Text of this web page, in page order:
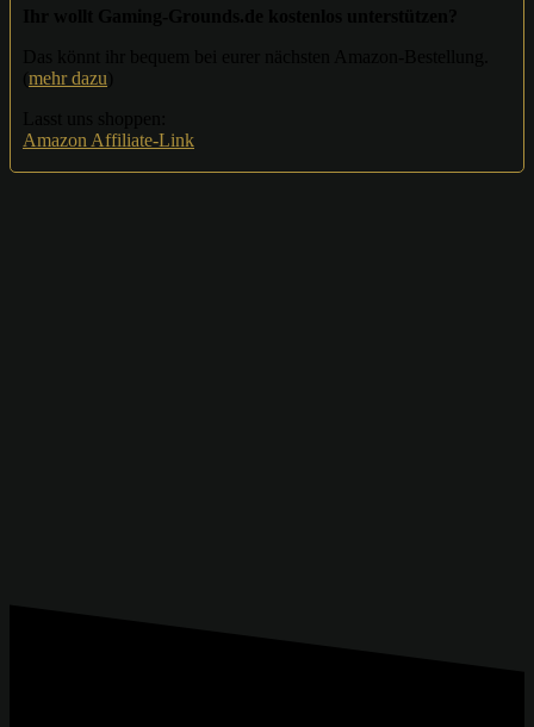
mehr dazu
Amazon Affiliate-Link